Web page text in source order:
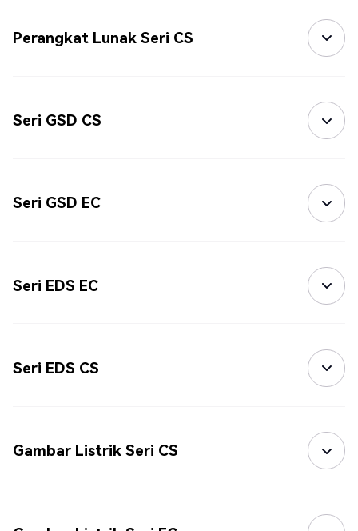
Perangkat Lunak Seri CS
Seri GSD CS
Seri GSD EC
Seri EDS EC
Seri EDS CS
Gambar Listrik Seri CS